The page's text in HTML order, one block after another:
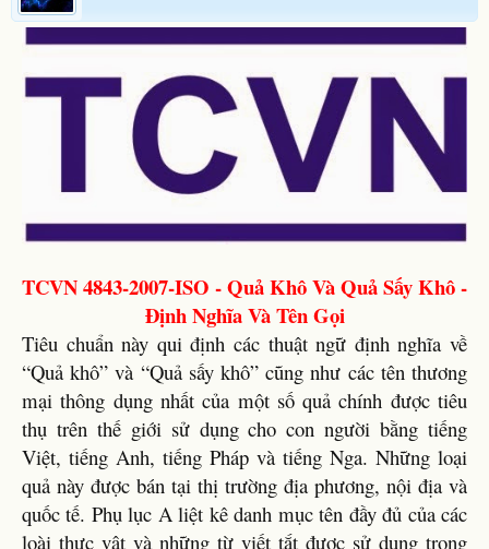
TCVN 4843-2007-ISO - Quả Khô Và Quả Sấy Khô -
Định Nghĩa Và Tên Gọi
Tiêu chuẩn này qui định các thuật ngữ định nghĩa về
“Quả khô” và “Quả sấy khô” cũng như các tên thương
mại thông dụng nhất của một số quả chính được tiêu
thụ trên thế giới sử dụng cho con người bằng tiếng
Việt, tiếng Anh, tiếng Pháp và tiếng Nga. Những loại
quả này được bán tại thị trường địa phương, nội địa và
quốc tế. Phụ lục A liệt kê danh mục tên đầy đủ của các
loài thực vật và những từ viết tắt được sử dụng trong